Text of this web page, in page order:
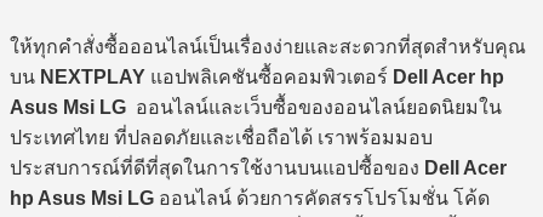
ให้ทุกคำสั่งซื้อออนไลน์เป็นเรื่องง่ายและสะดวกที่สุดสำหรับคุณ
บน NEXTPLAY แอปพลิเคชันซื้อคอมพิวเตอร์ Dell Acer hp
Asus Msi LG ออนไลน์และเว็บซื้อของออนไลน์ยอดนิยมใน
ประเทศไทย ที่ปลอดภัยและเชื่อถือได้ เราพร้อมมอบ
ประสบการณ์ที่ดีที่สุดในการใช้งานบนแอปซื้อของ Dell Acer
hp Asus Msi LG ออนไลน์ ด้วยการคัดสรรโปรโมชั่น โค้ด